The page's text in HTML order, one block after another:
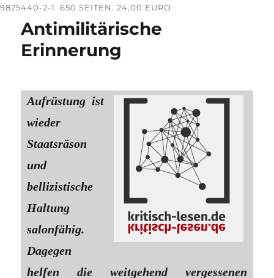
9825440-2-1. 650 SEITEN. 24,00 EURO
Antimilitärische
Erinnerung
Aufrüstung ist
wieder
Staatsräson
und
bellizistische
Haltung
salonfähig.
Dagegen
helfen die weitgehend vergessenen